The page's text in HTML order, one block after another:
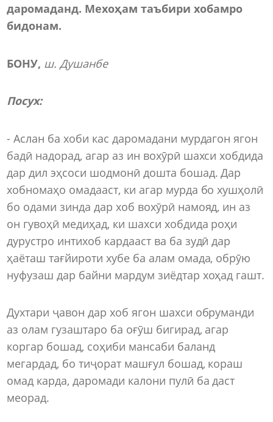
даромаданд. Мехоҳам таъбири хобамро
бидонам.
БОНУ, ш. Душанбе
Посух:
- Аслан ба хоби кас даромадани мурдагон ягон
бадӣ надорад, агар аз ин вохӯрӣ шахси хобдида
дар дил эҳсоси шодмонӣ дошта бошад. Дар
хобномаҳо омадааст, ки агар мурда бо хушҳолӣ
бо одами зинда дар хоб вохӯрӣ намояд, ин аз
он гувоҳӣ медиҳад, ки шахси хобдида роҳи
дурустро интихоб кардааст ва ба зудӣ дар
ҳаёташ тағйироти хубе ба алам омада, обрӯю
нуфузаш дар байни мардум зиёдтар хоҳад гашт.
Духтари ҷавон дар хоб ягон шахси обруманди
аз олам гузаштаро ба оғӯш бигирад, агар
коргар бошад, соҳиби мансаби баланд
мегардад, бо тиҷорат машғул бошад, кораш
омад карда, даромади калони пулӣ ба даст
меорад.